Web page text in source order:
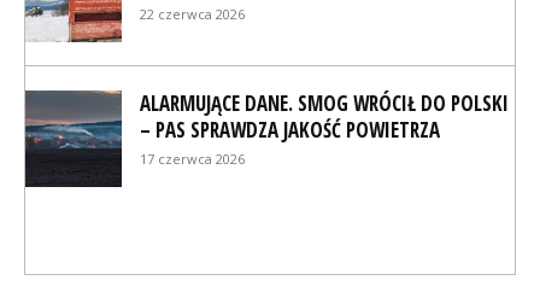
22 czerwca 2026
ALARMUJĄCE DANE. SMOG WRÓCIŁ DO POLSKI
– PAS SPRAWDZA JAKOŚĆ POWIETRZA
17 czerwca 2026